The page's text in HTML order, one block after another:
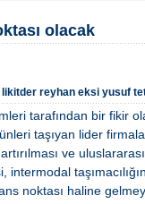
olacak
likitder reyhan eksi yusuf
tarafından bir fikir
taşıyan lider
ve
noktası haline